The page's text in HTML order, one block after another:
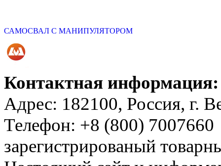
САМОСВАЛ С МАНИПУЛЯТОРОМ
Контактная информация:
Адрес: 182100, Россия, г.
Телефон: +8 (800) 7007660
зарегистрированый